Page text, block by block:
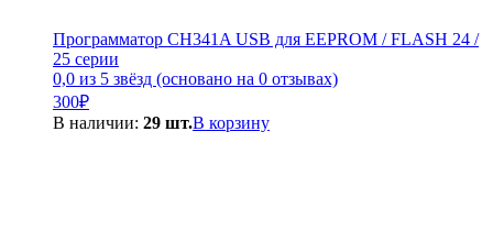
Программатор CH341A USB для EEPROM / FLASH 24 /
25 серии
0,0 из 5 звёзд (основано на 0 отзывах)
300₽
В наличии: 29 шт.В корзину